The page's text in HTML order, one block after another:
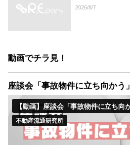
2026/8/7
動画でチラ見！
座談会「事故物件に立ち向かう」